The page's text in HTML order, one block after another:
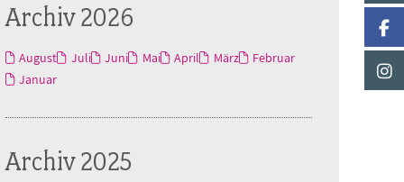
Archiv 2026
August Juli Juni Mai April März
Februar
Januar
Archiv 2025